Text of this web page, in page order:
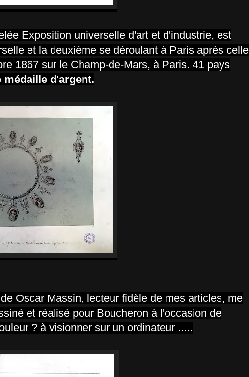
Exposition universelle d'art et d'industrie, est
et la deuxième se déroulant à Paris après celle
1867 sur le Champ-de-Mars, à Paris. 41 pays
médaille d'argent.
Oscar Massin, lecteur fidèle de mes articles, me
et réalisé pour Boucheron à l'occasion de
? à visionner sur un ordinateur .....